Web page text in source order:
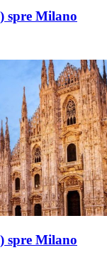
spre Milano
spre Milano